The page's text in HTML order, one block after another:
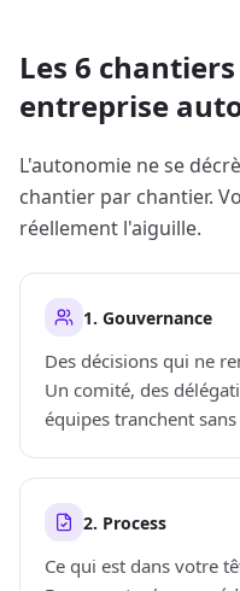
Les 6
entreprise
L'autonomie ne se
chantier par chantier.
réellement l'aiguille.
1. Gouvernance
Des décisions qui ne
Un comité, des
équipes tranchent
2. Process
Ce qui est dans votre